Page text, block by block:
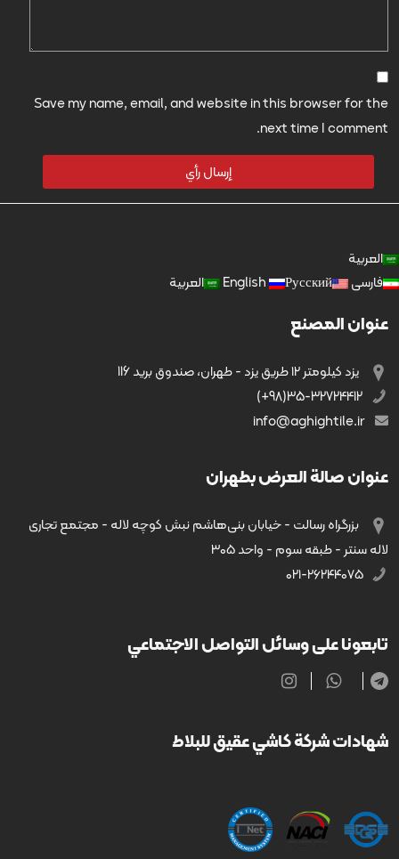
Save my name, email, and website in this browser for the
next time I comment.
العربية
فارسی
English Русский العربية
عنوان المصنع
يزد کیلومتر ۱۲ طریق يزد - طهران، صندوق بريد 116
عنوان صالة العرض بطهران
بزرگراه رسالت - خیابان بنی‌هاشم نبش کوچه لاله - مجتمع تجاری
لاله سنتر - طبقه سوم - واحد ۳۰۵
۰۲۱-۲۶۲۴۴۰۷۵
تابعونا على وسائل التواصل الاجتماعي
شهادات شركة كاشي عقيق للبلاط